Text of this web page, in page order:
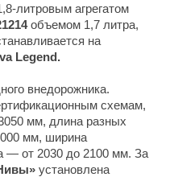
литровым агрегатом
объемом 1,7 литра,
на
Legend.
внедорожника.
схемам,
мм, длина разных
мм, ширина
— от 2030 до 2100 мм. За
установлена